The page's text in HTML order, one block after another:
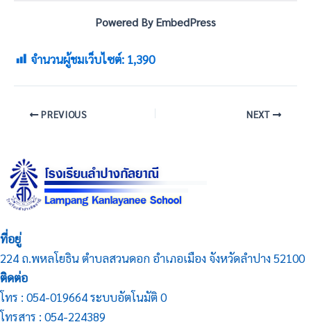
Powered By EmbedPress
จำนวนผู้ชมเว็บไซต์: 1,390
PREVIOUS NEXT
ที่อยู่
224 ถ.พหลโยธิน ตำบลสวนดอก อำเภอเมือง จังหวัดลำปาง 52100
ติดต่อ
โทร : 054-019664 ระบบอัตโนมัติ 0
โทรสาร : 054-224389